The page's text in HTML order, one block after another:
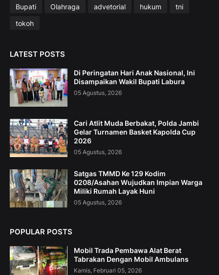
Bupati Olahraga advetorial hukum
tni
tokoh
LATEST POSTS
Di Peringatan Hari Anak Nasional, Ini
Disampaikan Wakil Bupati Labura
05 Agustus, 2026
Cari Atlit Muda Berbakat, Polda Jambi
Gelar Turnamen Basket Kapolda Cup
2026
05 Agustus, 2026
Satgas TMMD Ke 129 Kodim
0208/Asahan Wujudkan Impian Warga
Miliki Rumah Layak Huni
05 Agustus, 2026
POPULAR POSTS
Mobil Trada Pembawa Alat Berat
Tabrakan Dengan Mobil Ambulans
Kamis, Februari 05, 2026